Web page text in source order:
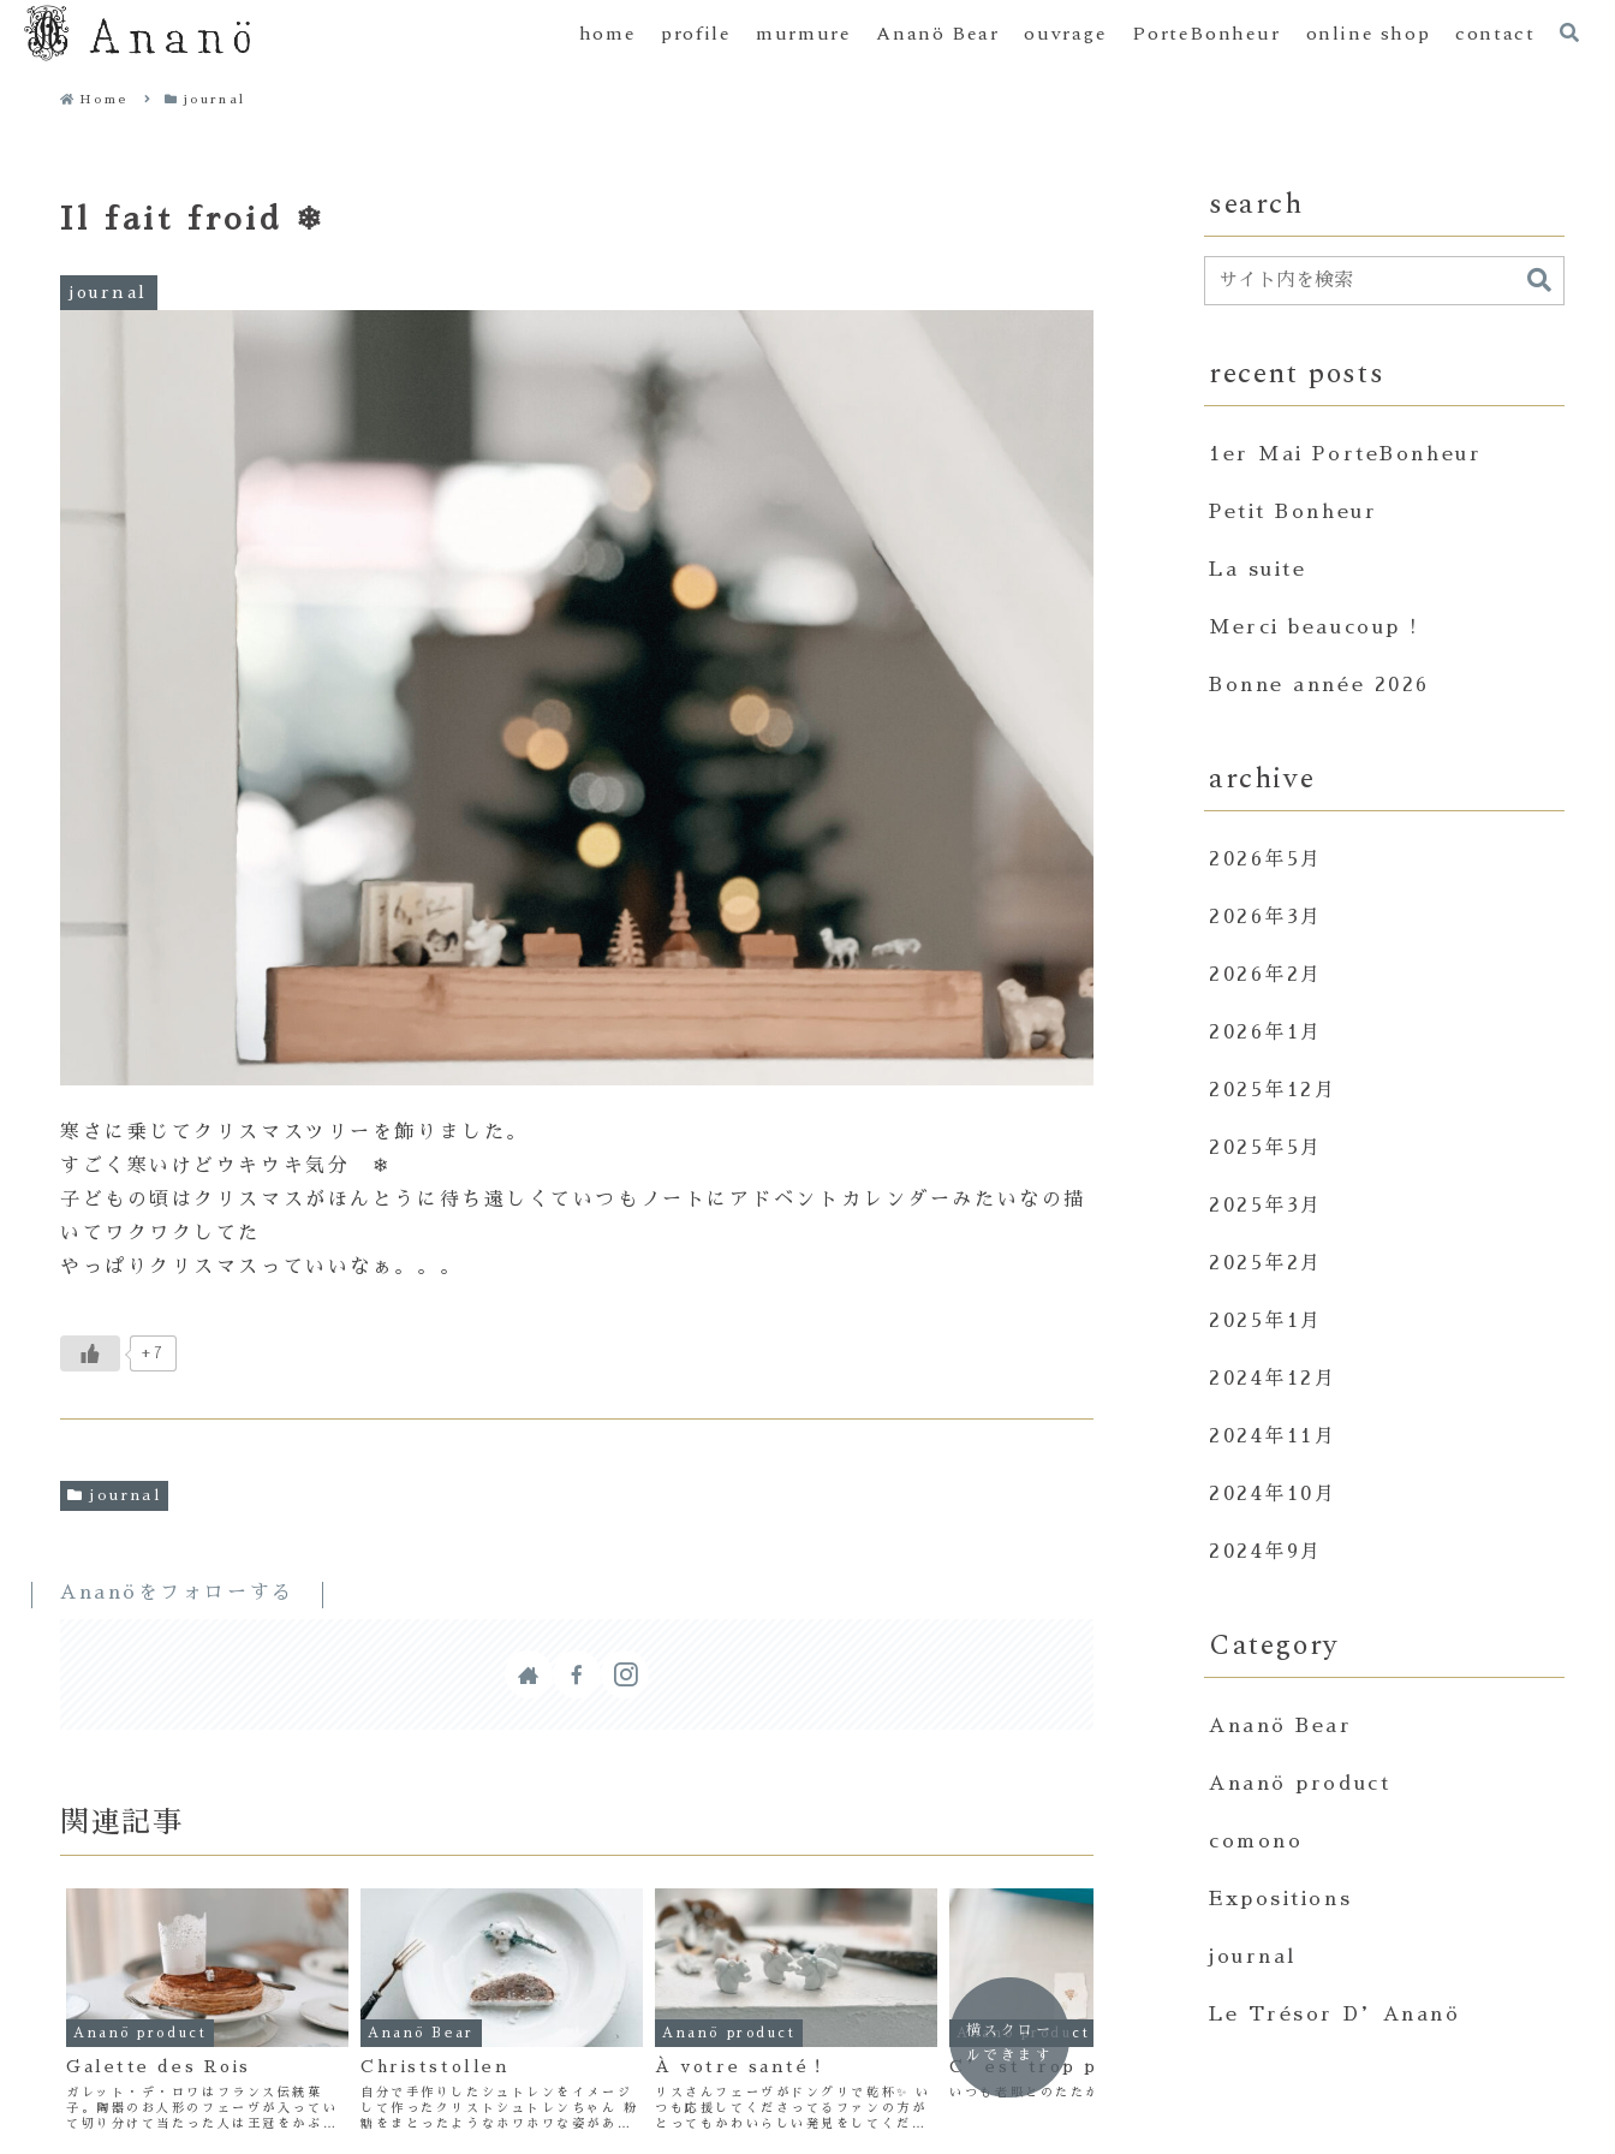
home profile murmure Ananö Bear ouvrage PorteBonheur online shop contact
Home journal
Il fait froid ❄︎
journal
寒さに乗じてクリスマスツリーを飾りました。
すごく寒いけどウキウキ気分 ❄︎
子どもの頃はクリスマスがほんとうに待ち遠しくていつもノートにアドベントカレンダーみたいなの描
いてワクワクしてた
やっぱりクリスマスっていいなぁ。。。
+7
journal
Ananöをフォローする
関連記事
Ananö product
Galette des Rois
ガレット・デ・ロワはフランス伝統菓
子。陶器のお人形のフェーヴが入ってい
て切り分けて当たった人は王冠をかぶっ
Ananö Bear
Christstollen
自分で手作りしたシュトレンをイメージ
して作ったクリストシュトレンちゃん 粉
糖をまとったようなホワホワな姿があま
Ananö product
À votre santé！
リスさんフェーヴがドングリで乾杯✨ い
つも応援してくださってるファンの方が
とってもかわいらしい発見をしてくださ
Ananö product
C’est trop petit…
いつも老眼とのたたかい。。。
横スクロー
ルできます
search
recent posts
1er Mai PorteBonheur
Petit Bonheur
La suite
Merci beaucoup !
Bonne année 2026
archive
2026年5月
2026年3月
2026年2月
2026年1月
2025年12月
2025年5月
2025年3月
2025年2月
2025年1月
2024年12月
2024年11月
2024年10月
2024年9月
Category
Ananö Bear
Ananö product
comono
Expositions
journal
Le Trésor D’Ananö